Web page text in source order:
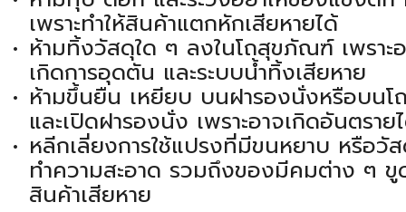
เพราะทำให้สินค้าแตกหักเสียหายได้
ห้ามทิ้งวัสดุใด ๆ ลงในโถสุขภัณฑ์ เพราะอ
เกิดการอุดตัน และระบบน้ำทิ้งเสียหาย
ห้ามขึ้นยืน เหยียบ บนฝารองนั่งหรือบน
และเปิดฝารองนั่ง เพราะอาจเกิดอันตราย
หลีกเลี่ยงการใช้แปรงที่มีขนหยาบ หรือวั
ทำความสะอาด รวมถึงของมีคมต่าง ๆ ขู
สินค้าเสียหาย